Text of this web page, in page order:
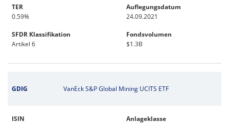
TER
0.59%
Auflegungsdatum
24.09.2021
SFDR Klassifikation
Artikel 6
Fondsvolumen
$1.3B
GDIG VanEck S&P Global Mining UCITS ETF
ISIN
Anlageklasse